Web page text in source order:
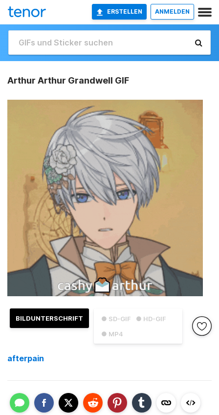
ERSTELLEN ANMELDEN
Arthur Arthur Grandwell GIF
● SD-GIF
● HD-GIF
● MP4
BILDUNTERSCHRIFT
afterpain